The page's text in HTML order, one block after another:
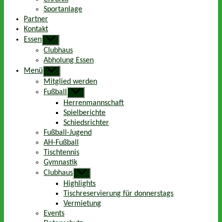
Sportanlage
Partner
Kontakt
Essen
Untermenü
anzeigen
Clubhaus
Abholung Essen
Menü
Untermenü
anzeigen
Mitglied werden
Fußball
Untermenü
anzeigen
Herrenmannschaft
Spielberichte
Schiedsrichter
Fußball-Jugend
AH-Fußball
Tischtennis
Gymnastik
Clubhaus
Untermenü
anzeigen
Highlights
Tischreservierung für donnerstags
Vermietung
Events